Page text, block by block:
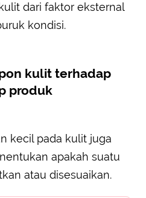
dari faktor eksternal
kondisi.
kulit terhadap
produk
kecil pada kulit juga
apakah suatu
atau disesuaikan.